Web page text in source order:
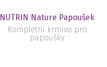
NUTRIN Nature Papoušek
Kompletní krmivo pro
papoušky